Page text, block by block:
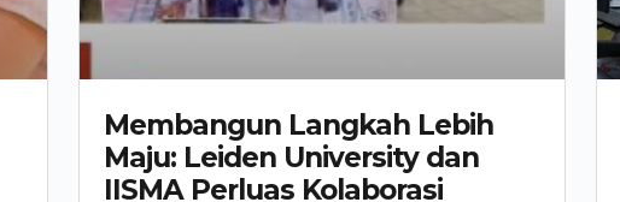
Membangun Langkah Lebih
Maju: Leiden University dan
IISMA Perluas Kolaborasi